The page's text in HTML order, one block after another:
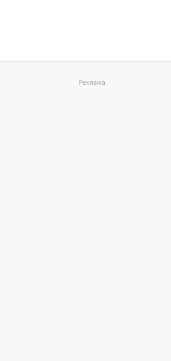
Реклама